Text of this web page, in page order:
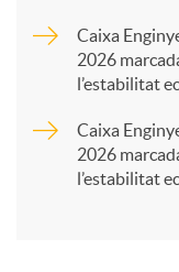
t
Caixa
2026
l’estabilitat
Caixa
2026
l’estabilitat